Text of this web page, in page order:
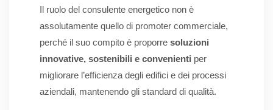
Il ruolo del consulente energetico non è
assolutamente quello di promoter commerciale,
perché il suo compito è proporre soluzioni
innovative, sostenibili e convenienti per
migliorare l’efficienza degli edifici e dei processi
aziendali, mantenendo gli standard di qualità.